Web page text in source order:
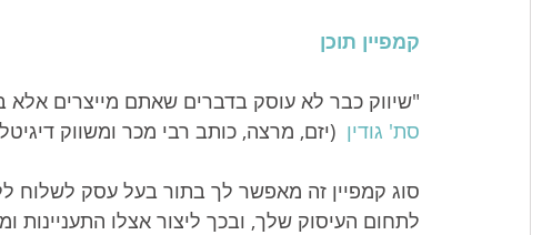
קמפיין תוכן
"שיווק כבר לא עוסק בדברים שאתם מייצרים
סת' גודין
(יזם, מרצה, כותב רבי מכר ומשווק
סוג קמפיין זה מאפשר לך בתור בעל עסק לשלוח
לתחום העיסוק שלך, ובכך ליצור אצלו התעניינות